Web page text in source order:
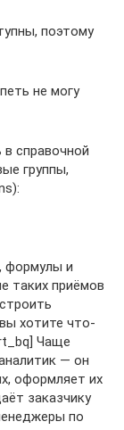
поэтому
не могу
справочной
группы,
формулы и
таких приёмов
хотите что-
Чаще
— он
оформляет их
заказчику
по